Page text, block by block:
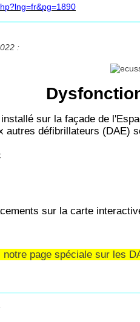
:
sur la façade de
autres défibrillateurs (DAE)
sur la carte
page spéciale sur les